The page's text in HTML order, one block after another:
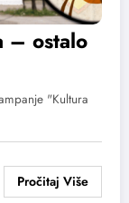
– ostalo
"Kultura